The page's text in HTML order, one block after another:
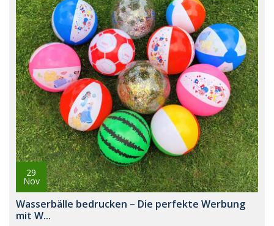
29
Nov
Wasserbälle bedrucken – Die perfekte Werbung
mit W...